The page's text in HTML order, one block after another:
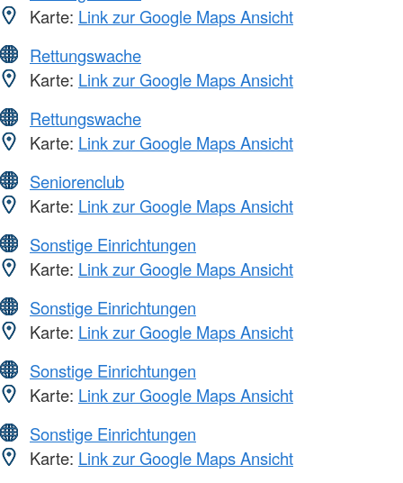
Karte: Link zur Google Maps Ansicht
Rettungswache
Karte: Link zur Google Maps Ansicht
Rettungswache
Karte: Link zur Google Maps Ansicht
Seniorenclub
Karte: Link zur Google Maps Ansicht
Sonstige Einrichtungen
Karte: Link zur Google Maps Ansicht
Sonstige Einrichtungen
Karte: Link zur Google Maps Ansicht
Sonstige Einrichtungen
Karte: Link zur Google Maps Ansicht
Sonstige Einrichtungen
Karte: Link zur Google Maps Ansicht